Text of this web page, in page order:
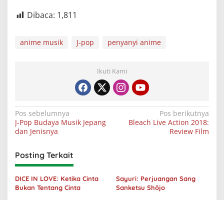
Dibaca: 1,811
anime musik J-pop penyanyi anime
Ikuti Kami
Navigasi
pos
Pos sebelumnya
J-Pop Budaya Musik Jepang
dan Jenisnya
Pos berikutnya
Bleach Live Action 2018:
Review Film
Posting Terkait
DICE IN LOVE: Ketika Cinta
Bukan Tentang Cinta
Sayuri: Perjuangan Sang
Sanketsu Shōjo